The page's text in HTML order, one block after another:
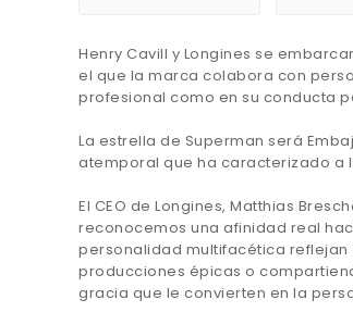
Henry Cavill y Longines se
el que la marca colabora con
profesional como en su conducta
La estrella de Superman será
atemporal que ha caracterizado a
El CEO de Longines, Matthias
reconocemos una afinidad real
personalidad multifacética
producciones épicas o
gracia que le convierten en la